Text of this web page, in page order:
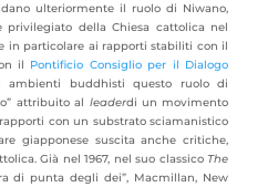
ulteriormente il ruolo di Niwano,
della Chiesa cattolica nel
in particolare ai rapporti stabiliti con il
il Pontificio Consiglio per il Dialogo
buddhisti questo ruolo di
attribuito al leaderdi un movimento
con un substrato sciamanistico
giapponese suscita anche critiche,
Già nel 1967, nel suo classicoThe
di punta degli dei”, Macmillan, New